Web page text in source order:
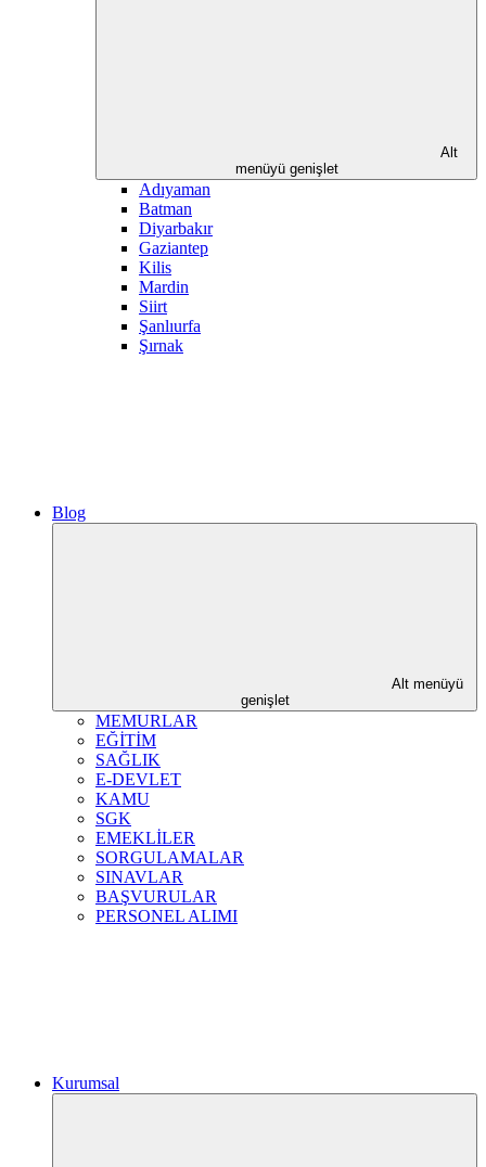
Alt
menüyü genişlet
Adıyaman
Batman
Diyarbakır
Gaziantep
Kilis
Mardin
Siirt
Şanlıurfa
Şırnak
Blog
Alt menüyü
genişlet
MEMURLAR
EĞİTİM
SAĞLIK
E-DEVLET
KAMU
SGK
EMEKLİLER
SORGULAMALAR
SINAVLAR
BAŞVURULAR
PERSONEL ALIMI
Kurumsal